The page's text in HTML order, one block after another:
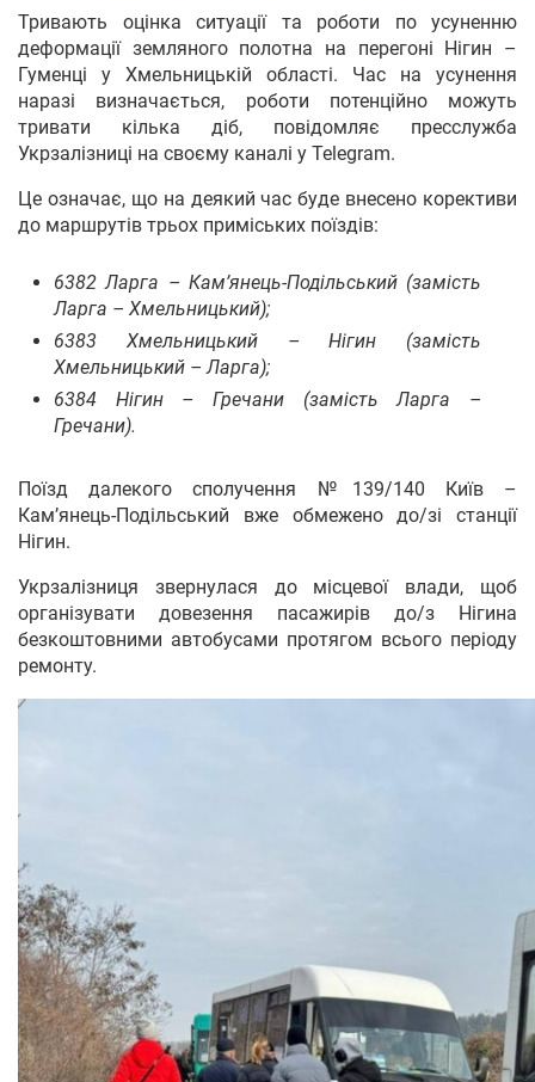
Тривають оцінка ситуації та роботи по усуненню
деформації земляного полотна на перегоні Нігин –
Гуменці у Хмельницькій області. Час на усунення
наразі визначається, роботи потенційно можуть
тривати кілька діб, повідомляє пресслужба
Укрзалізниці на своєму каналі у Telegram.
Це означає, що на деякий час буде внесено корективи
до маршрутів трьох приміських поїздів:
6382 Ларга – Кам’янець-Подільський (замість
Ларга – Хмельницький);
6383 Хмельницький – Нігин (замість
Хмельницький – Ларга);
6384 Нігин – Гречани (замість Ларга –
Гречани).
Поїзд далекого сполучення №139/140 Київ –
Кам’янець-Подільський вже обмежено до/зі станції
Нігин.
Укрзалізниця звернулася до місцевої влади, щоб
організувати довезення пасажирів до/з Нігина
безкоштовними автобусами протягом всього періоду
ремонту.